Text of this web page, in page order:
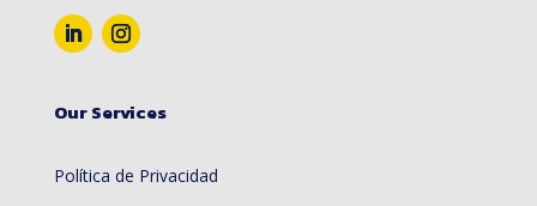
Our Services
Política de Privacidad